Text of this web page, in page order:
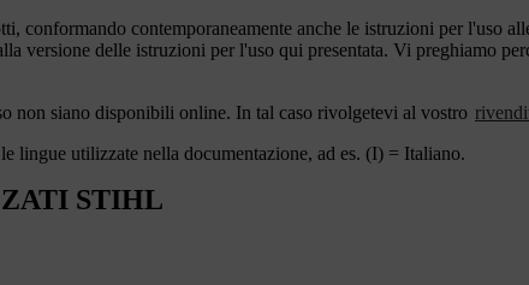
conformando contemporaneamente anche le istruzioni per l'uso
versione delle istruzioni per l'uso qui presentata. Vi preghiamo
non siano disponibili online. In tal caso rivolgetevi al vostro
lingue utilizzate nella documentazione, ad es. (I) = Italiano.
STIHL